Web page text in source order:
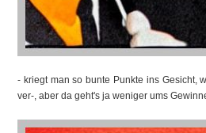
- kriegt man so bunte Punkte ins Gesicht,
ver-, aber da geht's ja weniger ums